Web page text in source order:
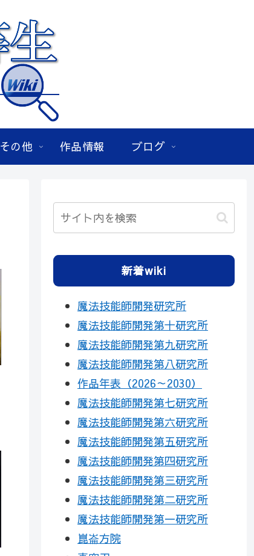
その他 作品情報 ブログ
新着wiki
魔法技能師開発研究所
魔法技能師開発第十研究所
魔法技能師開発第九研究所
魔法技能師開発第八研究所
作品年表（2026～2030）
魔法技能師開発第七研究所
魔法技能師開発第六研究所
魔法技能師開発第五研究所
魔法技能師開発第四研究所
魔法技能師開発第三研究所
魔法技能師開発第二研究所
魔法技能師開発第一研究所
崑崙方院